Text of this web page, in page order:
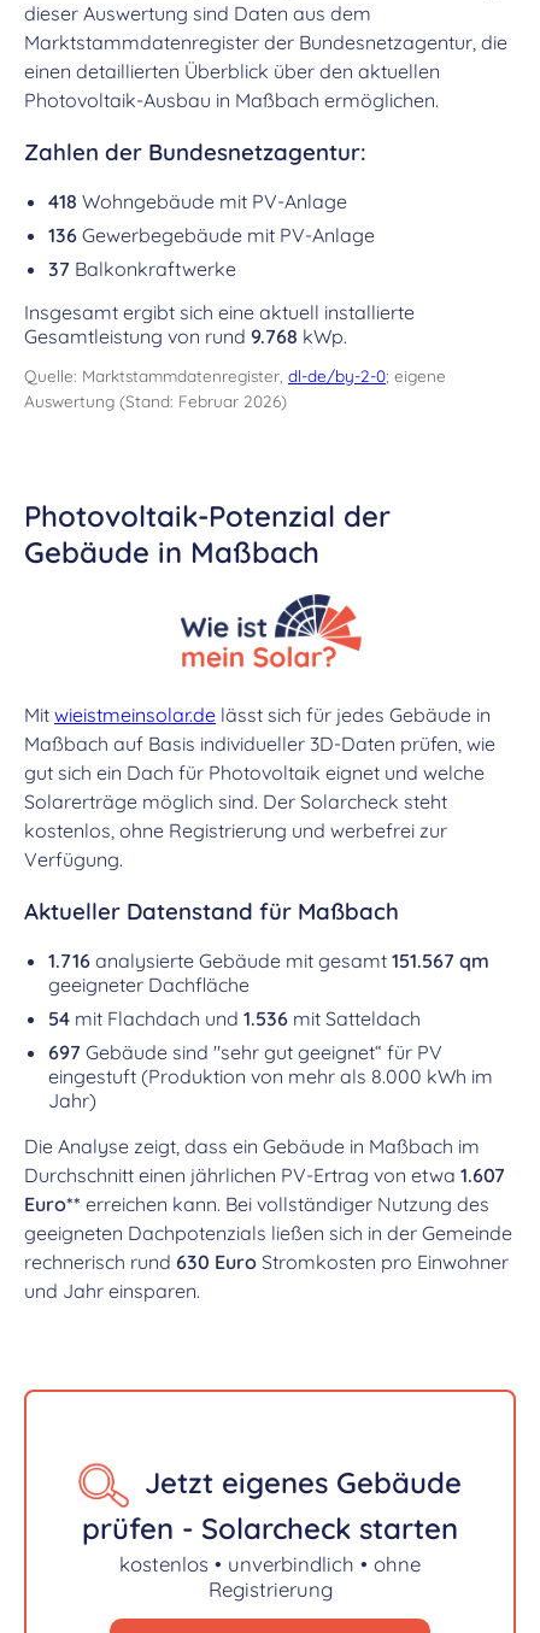
dieser Auswertung sind Daten aus dem
Marktstammdatenregister der Bundesnetzagentur, die
einen detaillierten Überblick über den aktuellen
Photovoltaik-Ausbau in Maßbach ermöglichen.
Zahlen der Bundesnetzagentur:
418 Wohngebäude mit PV-Anlage
136 Gewerbegebäude mit PV-Anlage
37 Balkonkraftwerke
Insgesamt ergibt sich eine aktuell installierte
Gesamtleistung von rund 9.768 kWp.
Quelle: Marktstammdatenregister, dl-de/by-2-0; eigene
Auswertung (Stand: Februar 2026)
Photovoltaik-Potenzial der
Gebäude in Maßbach
Mit wieistmeinsolar.de lässt sich für jedes Gebäude in
Maßbach auf Basis individueller 3D-Daten prüfen, wie
gut sich ein Dach für Photovoltaik eignet und welche
Solarerträge möglich sind. Der Solarcheck steht
kostenlos, ohne Registrierung und werbefrei zur
Verfügung.
Aktueller Datenstand für Maßbach
1.716 analysierte Gebäude mit gesamt 151.567 qm
geeigneter Dachfläche
54 mit Flachdach und 1.536 mit Satteldach
697 Gebäude sind "sehr gut geeignet“ für PV
eingestuft (Produktion von mehr als 8.000 kWh im
Jahr)
Die Analyse zeigt, dass ein Gebäude in Maßbach im
Durchschnitt einen jährlichen PV-Ertrag von etwa 1.607
Euro** erreichen kann. Bei vollständiger Nutzung des
geeigneten Dachpotenzials ließen sich in der Gemeinde
rechnerisch rund 630 Euro Stromkosten pro Einwohner
und Jahr einsparen.
Jetzt eigenes Gebäude
prüfen - Solarcheck starten
kostenlos • unverbindlich • ohne
Registrierung